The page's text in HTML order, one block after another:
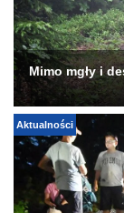
Mimo mgły i
Aktualności